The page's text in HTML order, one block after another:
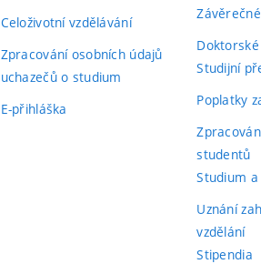
Celoživotní vzdělávání
Zpracování osobních údajů
uchazečů o studium
E-přihláška
Studijní
Poplatky
studentů
Studium
Uznání
vzdělání
Stipendia